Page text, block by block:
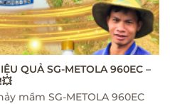
QUẢ SG-METOLA 960EC –
mầm SG-METOLA 960EC